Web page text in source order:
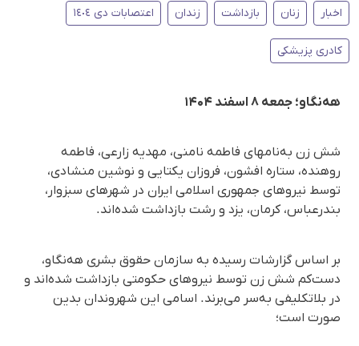
اخبار زنان بازداشت زندان اعتصابات دی ١٤٠٤
کادری پزیشکی
هه‌نگاو؛ جمعه ۸ اسفند ۱۴۰۴
شش زن به‌نامهای فاطمه نامنی، مهدیه زارعی، فاطمه
روهنده، ستاره افشون، فروزان یکتایی و نوشین منشادی،
توسط نیروهای جمهوری اسلامی ایران در شهرهای سبزوار،
بندرعباس، کرمان، یزد و رشت بازداشت شده‌اند.
بر اساس گزارشات رسیده به سازمان حقوق بشری هه‌نگاو،
دست‌کم شش زن توسط نیروهای حکومتی بازداشت شده‌اند و
در بلاتکلیفی به‌سر می‌برند. اسامی این شهروندان بدین
صورت است؛